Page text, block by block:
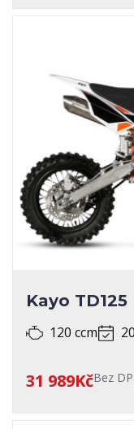
Kayo TD125
120 ccm
31 989KčBez